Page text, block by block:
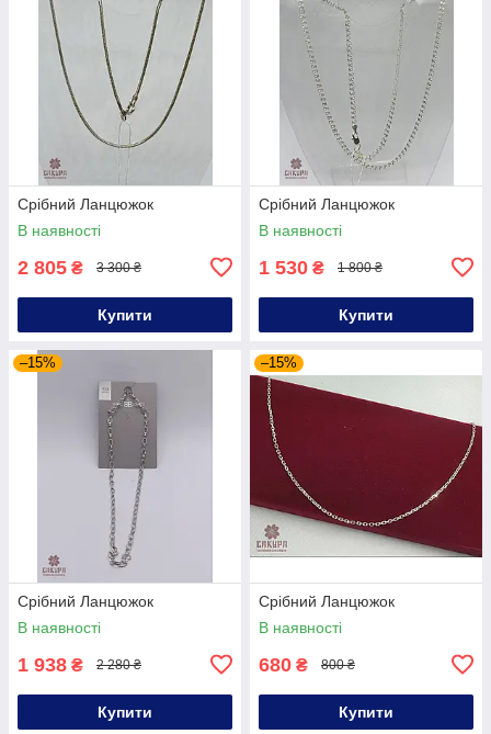
Срібний Ланцюжок
В наявності
2 805 ₴ 3 300 ₴
Купити
Срібний Ланцюжок
В наявності
1 530 ₴ 1 800 ₴
Купити
–15%
Срібний Ланцюжок
В наявності
1 938 ₴ 2 280 ₴
Купити
–15%
Срібний Ланцюжок
В наявності
680 ₴ 800 ₴
Купити